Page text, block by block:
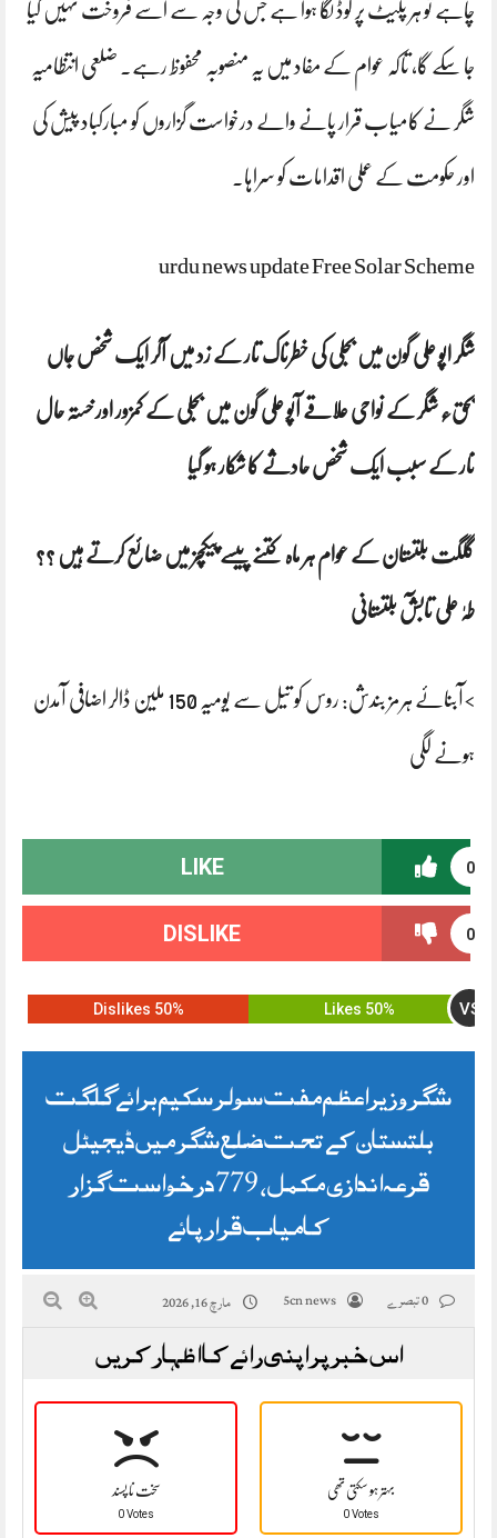
چاہے تو ہر پلیٹ پر کوڈ لگا ہوا ہے جس کی وجہ سے اسے فروخت نہیں کیا
جا سکے گا، تاکہ عوام کے مفاد میں یہ منصوبہ محفوظ رہے۔ ضلعی انتظامیہ
شگر نے کامیاب قرار پانے والے درخواست گزاروں کو مبارکباد پیش کی
اور حکومت کے عملی اقدامات کو سراہا۔
urdu news update Free Solar Scheme
شگر اپو علی گون میں بجلی کی خطرناک تار کے زد میں آکر ایک شخص جاں
بحق٫ شگر کے نواحی علاقے آپو علی گون میں بجلی کے کمزور اور خستہ حال
تار کے سبب ایک شخص حادثے کا شکار ہو گیا
گلگت بلتستان کے عوام ہر ماہ کتنے پیسے پیکچز میں ضائع کرتے ہیں ؟؟
طہٰ علی تابشٓ بلتستانی
>آبنائے ہرمز بندش: روس کو تیل سے یومیہ 150 ملین ڈالر اضافی آمدن
ہونے لگی
0
LIKE
0
DISLIKE
50% Likes VS
50% Dislikes
شگر وزیراعظم مفت سولر سکیم برائے گلگت
بلتستان کے تحت ضلع شگر میں ڈیجیٹل
قرعہ اندازی مکمل، 779 درخواست گزار
کامیاب قرار پائے
5cn news مارچ 16, 2026
اس خبر پر اپنی رائے کا اظہار کریں
سخت نا پسند
0 Votes
بہتر ہو سکتی تھی
0 Votes